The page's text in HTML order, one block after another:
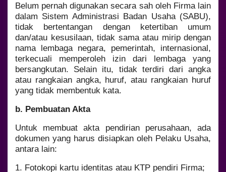
Belum pernah digunakan secara sah oleh Firma lain
dalam Sistem Administrasi Badan Usaha (SABU),
tidak bertentangan dengan ketertiban umum
dan/atau kesusilaan, tidak sama atau mirip dengan
nama lembaga negara, pemerintah, internasional,
terkecuali memperoleh izin dari lembaga yang
bersangkutan. Selain itu, tidak terdiri dari angka
atau rangkaian angka, huruf, atau rangkaian huruf
yang tidak membentuk kata.
b. Pembuatan Akta
Untuk membuat akta pendirian perusahaan, ada
dokumen yang harus disiapkan oleh Pelaku Usaha,
antara lain:
1. Fotokopi kartu identitas atau KTP pendiri Firma;